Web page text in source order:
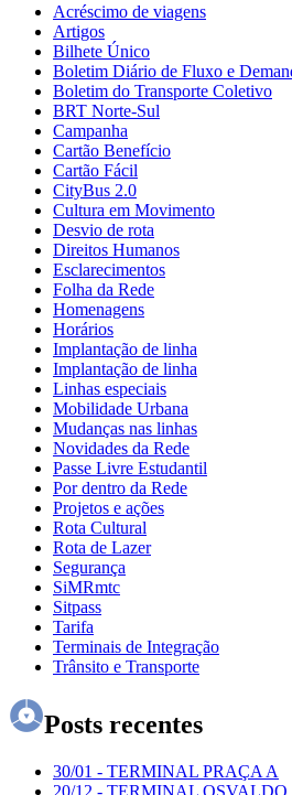
Acréscimo de viagens
Artigos
Bilhete Único
Boletim Diário de Fluxo e
Boletim do Transporte Coletivo
BRT Norte-Sul
Campanha
Cartão Benefício
Cartão Fácil
CityBus 2.0
Cultura em Movimento
Desvio de rota
Direitos Humanos
Esclarecimentos
Folha da Rede
Homenagens
Horários
Implantação de linha
Implantação de linha
Linhas especiais
Mobilidade Urbana
Mudanças nas linhas
Novidades da Rede
Passe Livre Estudantil
Por dentro da Rede
Projetos e ações
Rota Cultural
Rota de Lazer
Segurança
SiMRmtc
Sitpass
Tarifa
Terminais de Integração
Trânsito e Transporte
Posts recentes
30/01 - TERMINAL PRAÇA A